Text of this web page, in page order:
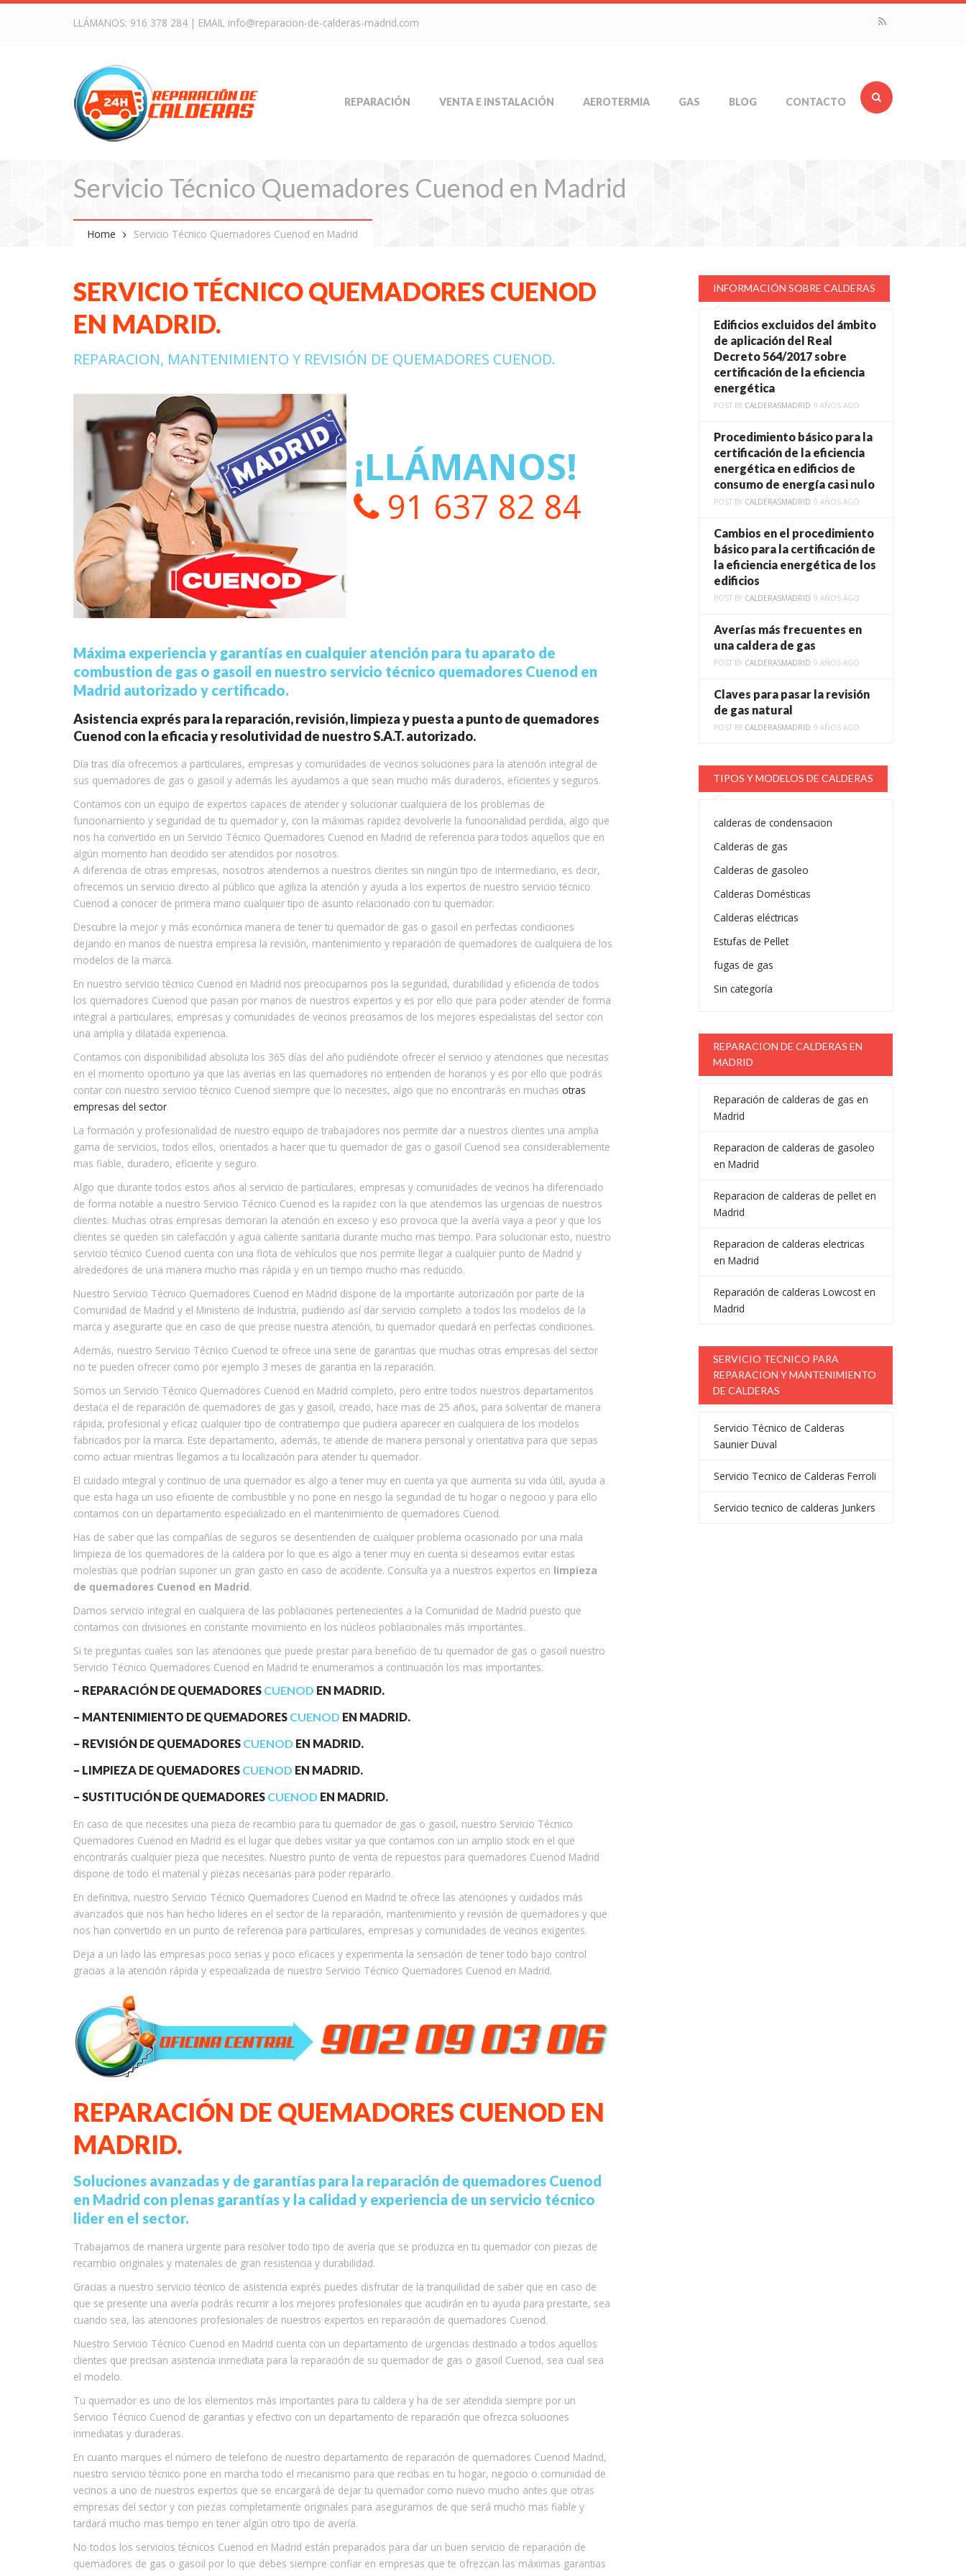
LLÁMANOS: 916 378 284 | EMAIL info@reparacion-de-calderas-madrid.com
REPARACIÓN VENTA E INSTALACIÓN AEROTERMIA GAS BLOG CONTACTO
Servicio Técnico Quemadores Cuenod en Madrid
Home Servicio Técnico Quemadores Cuenod en Madrid
SERVICIO TÉCNICO QUEMADORES CUENOD
EN MADRID.
REPARACION, MANTENIMIENTO Y REVISIÓN DE QUEMADORES CUENOD.
¡LLÁMANOS!
91 637 82 84
Máxima experiencia y garantías en cualquier atención para tu aparato de
combustion de gas o gasoil en nuestro servicio técnico quemadores Cuenod en
Madrid autorizado y certificado.
Asistencia exprés para la reparación, revisión, limpieza y puesta a punto de quemadores
Cuenod con la eficacia y resolutividad de nuestro S.A.T. autorizado.
Día tras día ofrecemos a particulares, empresas y comunidades de vecinos soluciones para la atención integral de
sus quemadores de gas o gasoil y además les ayudamos a que sean mucho más duraderos, eficientes y seguros.
Contamos con un equipo de expertos capaces de atender y solucionar cualquiera de los problemas de
funcionamiento y seguridad de tu quemador y, con la máximas rapidez devolverle la funcionalidad perdida, algo que
nos ha convertido en un Servicio Técnico Quemadores Cuenod en Madrid de referencia para todos aquellos que en
algún momento han decidido ser atendidos por nosotros.
A diferencia de otras empresas, nosotros atendemos a nuestros clientes sin ningún tipo de intermediario, es decir,
ofrecemos un servicio directo al público que agiliza la atención y ayuda a los expertos de nuestro servicio técnico
Cuenod a conocer de primera mano cualquier tipo de asunto relacionado con tu quemador.
Descubre la mejor y más económica manera de tener tu quemador de gas o gasoil en perfectas condiciones
dejando en manos de nuestra empresa la revisión, mantenimiento y reparación de quemadores de cualquiera de los
modelos de la marca.
En nuestro servicio técnico Cuenod en Madrid nos preocupamos pos la seguridad, durabilidad y eficiencia de todos
los quemadores Cuenod que pasan por manos de nuestros expertos y es por ello que para poder atender de forma
integral a particulares, empresas y comunidades de vecinos precisamos de los mejores especialistas del sector con
una amplia y dilatada experiencia.
Contamos con disponibilidad absoluta los 365 días del año pudiéndote ofrecer el servicio y atenciones que necesitas
en el momento oportuno ya que las averias en las quemadores no entienden de horarios y es por ello que podrás
contar con nuestro servicio técnico Cuenod siempre que lo necesites, algo que no encontrarás en muchas otras
empresas del sector.
La formación y profesionalidad de nuestro equipo de trabajadores nos permite dar a nuestros clientes una amplia
gama de servicios, todos ellos, orientados a hacer que tu quemador de gas o gasoil Cuenod sea considerablemente
mas fiable, duradero, eficiente y seguro.
Algo que durante todos estos años al servicio de particulares, empresas y comunidades de vecinos ha diferenciado
de forma notable a nuestro Servicio Técnico Cuenod es la rapidez con la que atendemos las urgencias de nuestros
clientes. Muchas otras empresas demoran la atención en exceso y eso provoca que la avería vaya a peor y que los
clientes se queden sin calefacción y agua caliente sanitaria durante mucho mas tiempo. Para solucionar esto, nuestro
servicio técnico Cuenod cuenta con una flota de vehículos que nos permite llegar a cualquier punto de Madrid y
alrededores de una manera mucho mas rápida y en un tiempo mucho mas reducido.
Nuestro Servicio Técnico Quemadores Cuenod en Madrid dispone de la importante autorización por parte de la
Comunidad de Madrid y el Ministerio de Industria, pudiendo así dar servicio completo a todos los modelos de la
marca y asegurarte que en caso de que precise nuestra atención, tu quemador quedará en perfectas condiciones.
Además, nuestro Servicio Técnico Cuenod te ofrece una serie de garantias que muchas otras empresas del sector
no te pueden ofrecer como por ejemplo 3 meses de garantia en la reparación.
Somos un Servicio Técnico Quemadores Cuenod en Madrid completo, pero entre todos nuestros departamentos
destaca el de reparación de quemadores de gas y gasoil, creado, hace mas de 25 años, para solventar de manera
rápida, profesional y eficaz cualquier tipo de contratiempo que pudiera aparecer en cualquiera de los modelos
fabricados por la marca. Este departamento, además, te atiende de manera personal y orientativa para que sepas
como actuar mientras llegamos a tu localización para atender tu quemador.
El cuidado integral y continuo de una quemador es algo a tener muy en cuenta ya que aumenta su vida útil, ayuda a
que esta haga un uso eficiente de combustible y no pone en riesgo la seguridad de tu hogar o negocio y para ello
contamos con un departamento especializado en el mantenimiento de quemadores Cuenod.
Has de saber que las compañías de seguros se desentienden de cualquier problema ocasionado por una mala
limpieza de los quemadores de la caldera por lo que es algo a tener muy en cuenta si deseamos evitar estas
molestias que podrían suponer un gran gasto en caso de accidente. Consulta ya a nuestros expertos en limpieza
de quemadores Cuenod en Madrid.
Damos servicio integral en cualquiera de las poblaciones pertenecientes a la Comunidad de Madrid puesto que
contamos con divisiones en constante movimiento en los núcleos poblacionales más importantes.
Si te preguntas cuales son las atenciones que puede prestar para beneficio de tu quemador de gas o gasoil nuestro
Servicio Técnico Quemadores Cuenod en Madrid te enumeramos a continuación los mas importantes:
– REPARACIÓN DE QUEMADORES CUENOD EN MADRID.
– MANTENIMIENTO DE QUEMADORES CUENOD EN MADRID.
– REVISIÓN DE QUEMADORES CUENOD EN MADRID.
– LIMPIEZA DE QUEMADORES CUENOD EN MADRID.
– SUSTITUCIÓN DE QUEMADORES CUENOD EN MADRID.
En caso de que necesites una pieza de recambio para tu quemador de gas o gasoil, nuestro Servicio Técnico
Quemadores Cuenod en Madrid es el lugar que debes visitar ya que contamos con un amplio stock en el que
encontrarás cualquier pieza que necesites. Nuestro punto de venta de repuestos para quemadores Cuenod Madrid
dispone de todo el material y piezas necesarias para poder repararlo.
En definitiva, nuestro Servicio Técnico Quemadores Cuenod en Madrid te ofrece las atenciones y cuidados más
avanzados que nos han hecho lideres en el sector de la reparación, mantenimiento y revisión de quemadores y que
nos han convertido en un punto de referencia para particulares, empresas y comunidades de vecinos exigentes.
Deja a un lado las empresas poco serias y poco eficaces y experimenta la sensación de tener todo bajo control
gracias a la atención rápida y especializada de nuestro Servicio Técnico Quemadores Cuenod en Madrid.
REPARACIÓN DE QUEMADORES CUENOD EN
MADRID.
Soluciones avanzadas y de garantías para la reparación de quemadores Cuenod
en Madrid con plenas garantías y la calidad y experiencia de un servicio técnico
lider en el sector.
Trabajamos de manera urgente para resolver todo tipo de avería que se produzca en tu quemador con piezas de
recambio originales y materiales de gran resistencia y durabilidad.
Gracias a nuestro servicio técnico de asistencia exprés puedes disfrutar de la tranquilidad de saber que en caso de
que se presente una avería podrás recurrir a los mejores profesionales que acudirán en tu ayuda para prestarte, sea
cuando sea, las atenciones profesionales de nuestros expertos en reparación de quemadores Cuenod.
Nuestro Servicio Técnico Cuenod en Madrid cuenta con un departamento de urgencias destinado a todos aquellos
clientes que precisan asistencia inmediata para la reparación de su quemador de gas o gasoil Cuenod, sea cual sea
el modelo.
Tu quemador es uno de los elementos más importantes para tu caldera y ha de ser atendida siempre por un
Servicio Técnico Cuenod de garantias y efectivo con un departamento de reparación que ofrezca soluciones
inmediatas y duraderas.
En cuanto marques el número de telefono de nuestro departamento de reparación de quemadores Cuenod Madrid,
nuestro servicio técnico pone en marcha todo el mecanismo para que recibas en tu hogar, negocio o comunidad de
vecinos a uno de nuestros expertos que se encargará de dejar tu quemador como nuevo mucho antes que otras
empresas del sector y con piezas completamente originales para asegurarnos de que será mucho mas fiable y
tardará mucho mas tiempo en tener algún otro tipo de avería.
No todos los servicios técnicos Cuenod en Madrid están preparados para dar un buen servicio de reparación de
quemadores de gas o gasoil por lo que debes siempre confiar en empresas que te ofrezcan las máximas garantias
INFORMACIÓN SOBRE CALDERAS
Edificios excluidos del ámbito
de aplicación del Real
Decreto 564/2017 sobre
certificación de la eficiencia
energética
POST BY CALDERASMADRID 9 AÑOS AGO
Procedimiento básico para la
certificación de la eficiencia
energética en edificios de
consumo de energía casi nulo
POST BY CALDERASMADRID 9 AÑOS AGO
Cambios en el procedimiento
básico para la certificación de
la eficiencia energética de los
edificios
POST BY CALDERASMADRID 9 AÑOS AGO
Averías más frecuentes en
una caldera de gas
POST BY CALDERASMADRID 9 AÑOS AGO
Claves para pasar la revisión
de gas natural
POST BY CALDERASMADRID 9 AÑOS AGO
TIPOS Y MODELOS DE CALDERAS
calderas de condensacion
Calderas de gas
Calderas de gasoleo
Calderas Domésticas
Calderas eléctricas
Estufas de Pellet
fugas de gas
Sin categoría
REPARACION DE CALDERAS EN
MADRID
Reparación de calderas de gas en
Madrid
Reparacion de calderas de gasoleo
en Madrid
Reparacion de calderas de pellet en
Madrid
Reparacion de calderas electricas
en Madrid
Reparación de calderas Lowcost en
Madrid
SERVICIO TECNICO PARA
REPARACION Y MANTENIMIENTO
DE CALDERAS
Servicio Técnico de Calderas
Saunier Duval
Servicio Tecnico de Calderas Ferroli
Servicio tecnico de calderas Junkers